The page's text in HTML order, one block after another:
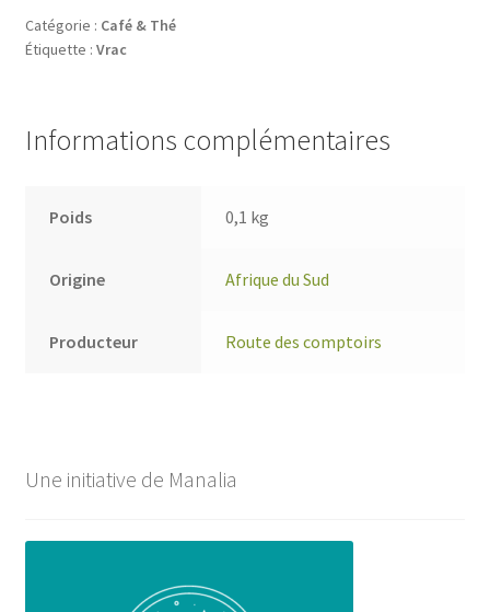
Catégorie : Café & Thé
Étiquette : Vrac
Informations complémentaires
Poids 0,1 kg
Origine Afrique du Sud
Producteur Route des comptoirs
Une initiative de Manalia